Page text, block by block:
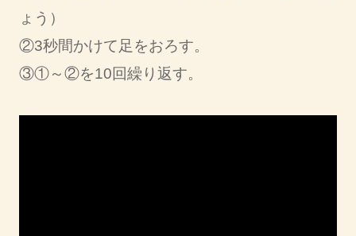
ょう）
②3秒間かけて足をおろす。
③①～②を10回繰り返す。